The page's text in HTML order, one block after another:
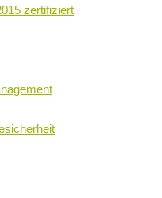
zertifiziert